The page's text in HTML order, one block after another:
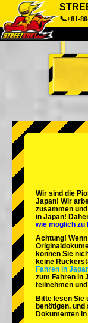
📞+81-
Über uns
Unternehmen
Tokio
Tokio
Tokio Shibuya
Tokio
Okinawa
Wir sind die
Japan! Wir
zusammen
in Japan!
wie möglich zu
Achtung!
können Sie
keine
Fahren in
zum Fahren in
teilnehmen
Bitte lesen Sie
benötigen,
Dokumenten